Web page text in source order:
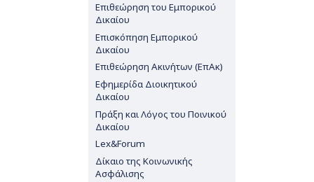
Επιθεώρηση του Εμπορικού
Δικαίου
Επισκόπηση Εμπορικού
Δικαίου
Επιθεώρηση Ακινήτων (ΕπΑκ)
Εφημερίδα Διοικητικού
Δικαίου
Πράξη και Λόγος του Ποινικού
Δικαίου
Lex&Forum
Δίκαιο της Κοινωνικής
Ασφάλισης